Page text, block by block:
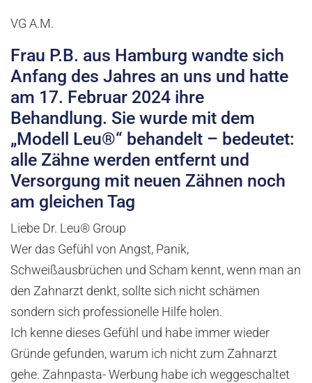
VG A.M.
Frau P.B. aus Hamburg wandte sich
Anfang des Jahres an uns und hatte
am 17. Februar 2024 ihre
Behandlung. Sie wurde mit dem
„Modell Leu®“ behandelt – bedeutet:
alle Zähne werden entfernt und
Versorgung mit neuen Zähnen noch
am gleichen Tag
Liebe Dr. Leu® Group
Wer das Gefühl von Angst, Panik,
Schweißausbrüchen und Scham kennt, wenn man an
den Zahnarzt denkt, sollte sich nicht schämen
sondern sich professionelle Hilfe holen.
Ich kenne dieses Gefühl und habe immer wieder
Gründe gefunden, warum ich nicht zum Zahnarzt
gehe. Zahnpasta- Werbung habe ich weggeschaltet